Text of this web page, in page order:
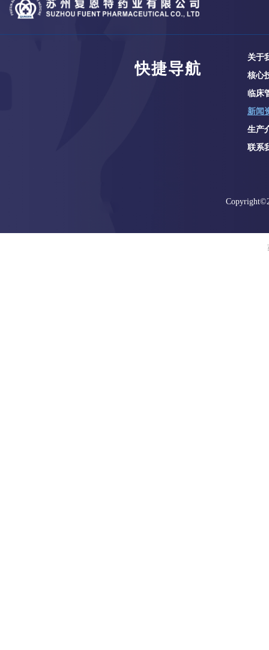
关于
核心
临床
新闻
生产
联系
快捷导航